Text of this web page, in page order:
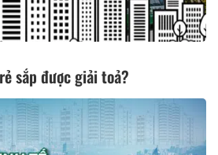
sắp được giải toả?